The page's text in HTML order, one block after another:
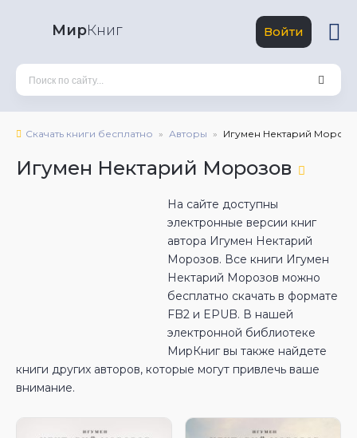
МирКниг Войти
Скачать книги бесплатно Авторы Игумен Нектарий
Игумен Нектарий Морозов
На сайте доступны
электронные версии книг
автора Игумен Нектарий
Морозов. Все книги Игумен
Нектарий Морозов можно
бесплатно скачать в формате
FB2 и EPUB. В нашей
электронной библиотеке
МирКниг вы также найдете
книги других авторов, которые могут привлечь ваше
внимание.